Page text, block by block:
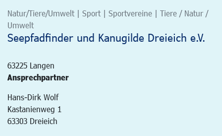
Natur/Tiere/Umwelt | Sport | Sportvereine | Tiere / Natur /
Umwelt
Seepfadfinder und Kanugilde Dreieich e.V.
63225 Langen
Ansprechpartner
Hans-Dirk Wolf
Kastanienweg 1
63303 Dreieich